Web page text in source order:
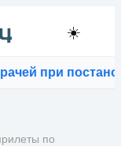
☀️
при
по